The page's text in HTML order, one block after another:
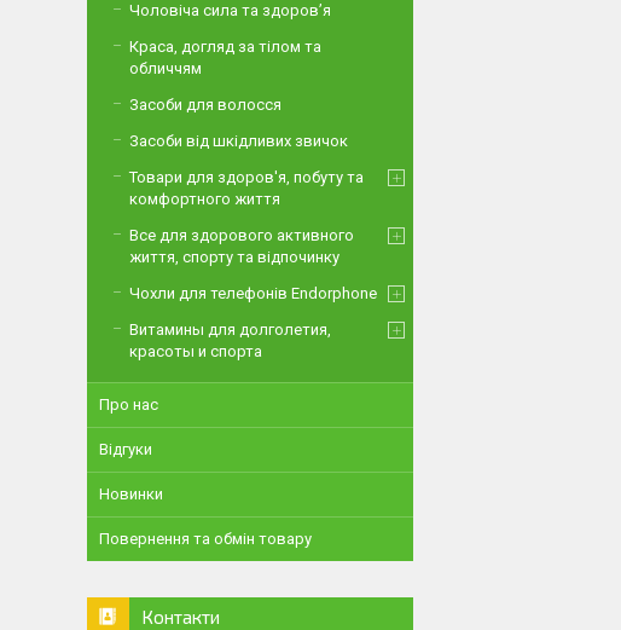
Чоловіча сила та здоров’я
Краса, догляд за тілом та
обличчям
Засоби для волосся
Засоби від шкідливих звичок
Товари для здоров'я, побуту та
комфортного життя
Все для здорового активного
життя, спорту та відпочинку
Чохли для телефонів Endorphone
Витамины для долголетия,
красоты и спорта
Про нас
Відгуки
Новинки
Повернення та обмін товару
Контакти